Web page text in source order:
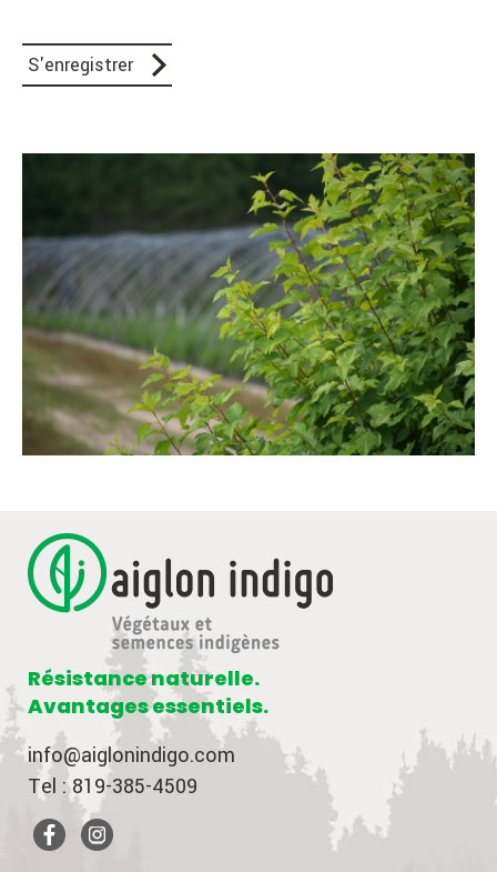
Résistance naturelle.
Avantages essentiels.
info@aiglonindigo.com
Tel : 819-385-4509